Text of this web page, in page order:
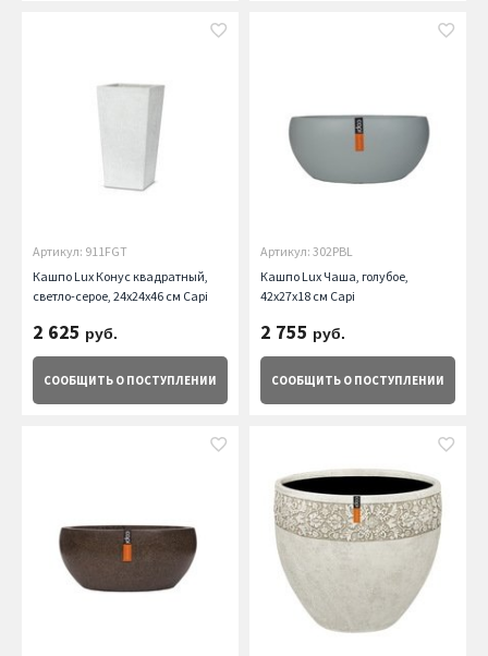
Артикул: 911FGT
Кашпо Lux Конус квадратный,
светло-серое, 24х24х46 см Capi
2 625 руб.
СООБЩИТЬ О ПОСТУПЛЕНИИ
Артикул: 302PBL
Кашпо Lux Чаша, голубое,
42х27х18 см Capi
2 755 руб.
СООБЩИТЬ О ПОСТУПЛЕНИИ